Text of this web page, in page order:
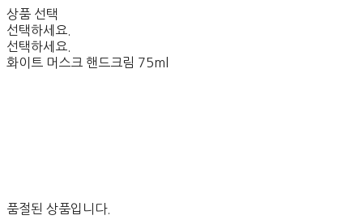
상품 선택
선택하세요.
선택하세요.
화이트 머스크 핸드크림 75ml
품절된 상품입니다.